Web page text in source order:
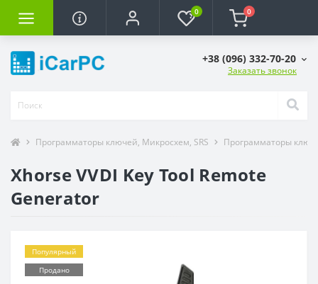
0 0
+38 (096) 332-70-20
Заказать звонок
Программаторы ключей, Микросхем, SRS Программаторы
Xhorse VVDI Key Tool Remote
Generator
Популярный
Продано